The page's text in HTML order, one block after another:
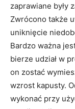
zaprawiane były
Zwrócono także
uniknięcie
Bardzo ważna
bierze udział w
on zostać
wzrost kapusty.
wykonać przy